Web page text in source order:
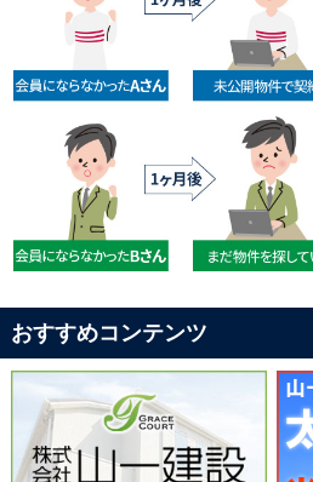
おすすめコンテンツ